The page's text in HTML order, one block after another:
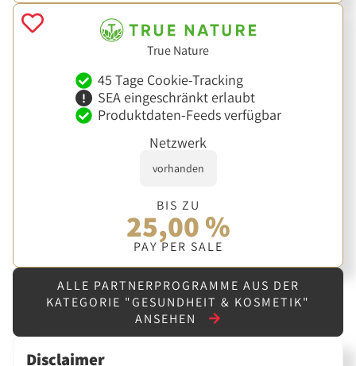
True Nature
45 Tage Cookie-Tracking
SEA eingeschränkt erlaubt
Produktdaten-Feeds verfügbar
Netzwerk
vorhanden
BIS ZU
25,00 %
PAY PER SALE
ALLE PARTNERPROGRAMME AUS DER
KATEGORIE "GESUNDHEIT & KOSMETIK"
ANSEHEN
Disclaimer